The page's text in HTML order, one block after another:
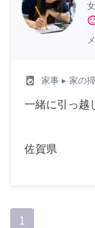
local_laundry_service 家事 ▸ 家の
一緒に引っ越
佐賀県
1